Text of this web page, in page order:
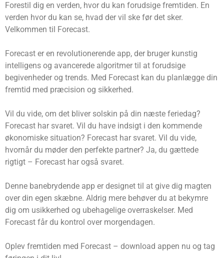
Forestil dig en verden, hvor du kan forudsige fremtiden. En
verden hvor du kan se, hvad der vil ske før det sker.
Velkommen til Forecast.
Forecast er en revolutionerende app, der bruger kunstig
intelligens og avancerede algoritmer til at forudsige
begivenheder og trends. Med Forecast kan du planlægge din
fremtid med præcision og sikkerhed.
Vil du vide, om det bliver solskin på din næste feriedag?
Forecast har svaret. Vil du have indsigt i den kommende
økonomiske situation? Forecast har svaret. Vil du vide,
hvornår du møder den perfekte partner? Ja, du gættede
rigtigt – Forecast har også svaret.
Denne banebrydende app er designet til at give dig magten
over din egen skæbne. Aldrig mere behøver du at bekymre
dig om usikkerhed og ubehagelige overraskelser. Med
Forecast får du kontrol over morgendagen.
Oplev fremtiden med Forecast – download appen nu og tag